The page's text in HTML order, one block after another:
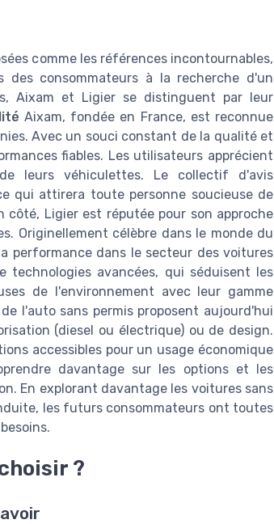
comme les références incontournables,
des consommateurs à la recherche d'un
Aixam et Ligier se distinguent par leur
Aixam, fondée en France, est reconnue
Avec un souci constant de la qualité et
fiables. Les utilisateurs apprécient
leurs véhiculettes. Le collectif d'avis
qui attirera toute personne soucieuse de
côté, Ligier est réputée pour son approche
Originellement célèbre dans le monde du
performance dans le secteur des voitures
technologies avancées, qui séduisent les
de l'environnement avec leur gamme
l'auto sans permis proposent aujourd'hui
(diesel ou électrique) ou de design.
accessibles pour un usage économique
davantage sur les options et les
En explorant davantage les voitures sans
les futurs consommateurs ont toutes
?